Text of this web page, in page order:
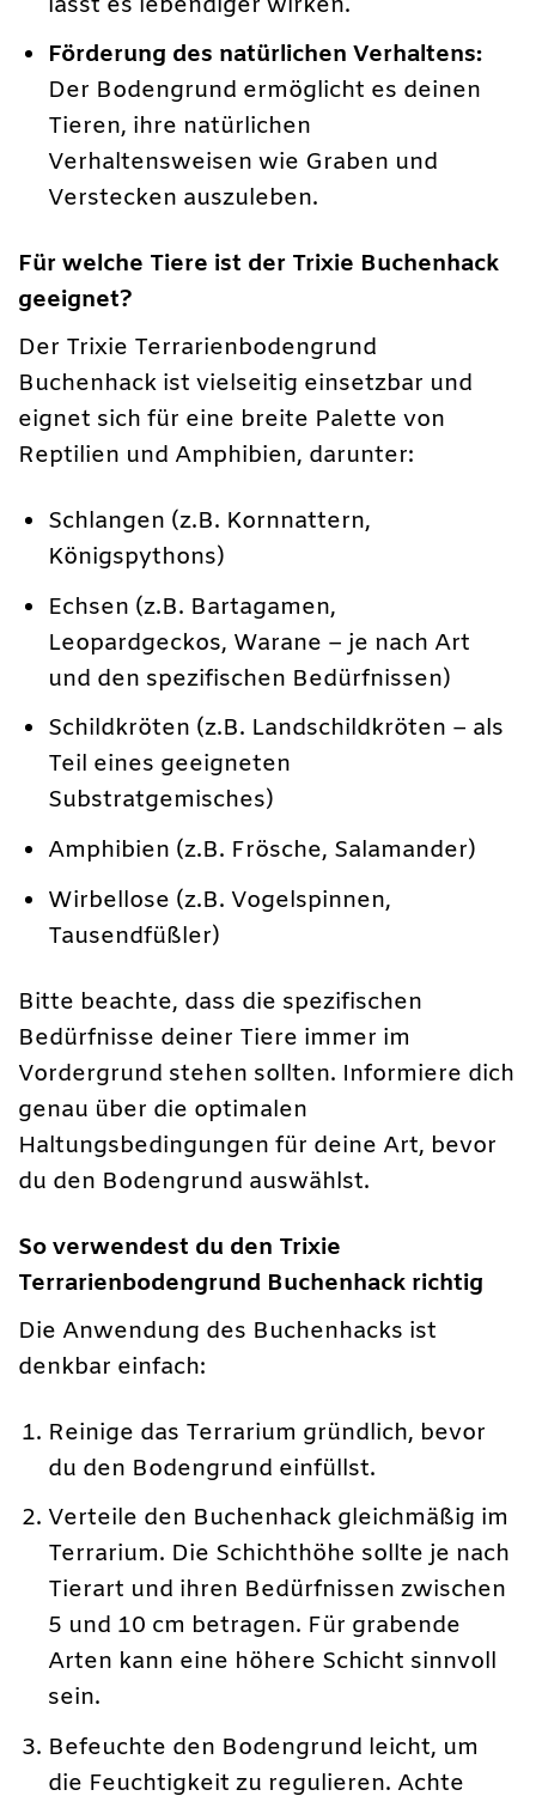
Förderung des natürlichen Verhaltens:
Der Bodengrund ermöglicht es deinen
Tieren, ihre natürlichen
Verhaltensweisen wie Graben und
Verstecken auszuleben.
Für welche Tiere ist der Trixie Buchenhack
geeignet?
Der Trixie Terrarienbodengrund
Buchenhack ist vielseitig einsetzbar und
eignet sich für eine breite Palette von
Reptilien und Amphibien, darunter:
Schlangen (z.B. Kornnattern,
Königspythons)
Echsen (z.B. Bartagamen,
Leopardgeckos, Warane – je nach Art
und den spezifischen Bedürfnissen)
Schildkröten (z.B. Landschildkröten – als
Teil eines geeigneten
Substratgemisches)
Amphibien (z.B. Frösche, Salamander)
Wirbellose (z.B. Vogelspinnen,
Tausendfüßler)
Bitte beachte, dass die spezifischen
Bedürfnisse deiner Tiere immer im
Vordergrund stehen sollten. Informiere dich
genau über die optimalen
Haltungsbedingungen für deine Art, bevor
du den Bodengrund auswählst.
So verwendest du den Trixie
Terrarienbodengrund Buchenhack richtig
Die Anwendung des Buchenhacks ist
denkbar einfach:
Reinige das Terrarium gründlich, bevor
du den Bodengrund einfüllst.
Verteile den Buchenhack gleichmäßig im
Terrarium. Die Schichthöhe sollte je nach
Tierart und ihren Bedürfnissen zwischen
5 und 10 cm betragen. Für grabende
Arten kann eine höhere Schicht sinnvoll
sein.
Befeuchte den Bodengrund leicht, um
die Feuchtigkeit zu regulieren. Achte